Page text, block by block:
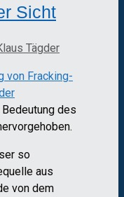
Sicht
Tägder
von Fracking-
des
so
aus
von dem